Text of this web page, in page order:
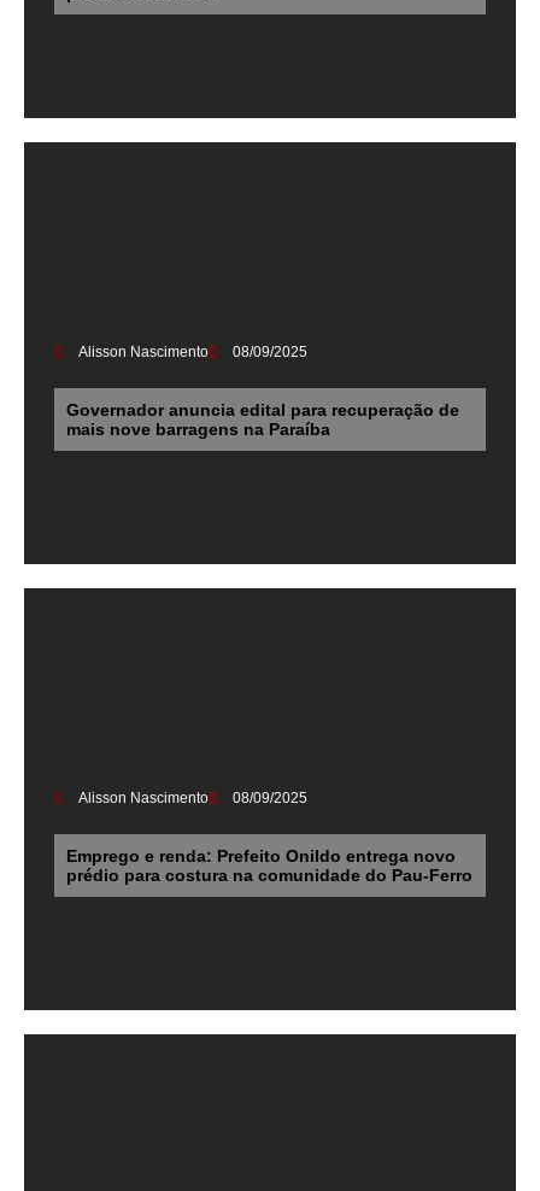
Alisson Nascimento 08/09/2025
Governador anuncia edital para recuperação de
mais nove barragens na Paraíba
Alisson Nascimento 08/09/2025
Emprego e renda: Prefeito Onildo entrega novo
prédio para costura na comunidade do Pau-Ferro